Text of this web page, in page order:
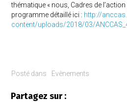
thématique « nous, Cadres de
programme détaillé ici : http://
content/uploads/2018/03/
Posté dans Evènements
Partagez sur :